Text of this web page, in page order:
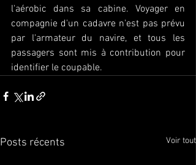
l'aérobic dans sa cabine. Voyager en
compagnie d'un cadavre n'est pas prévu
par l'armateur du navire, et tous les
passagers sont mis à contribution pour
identifier le coupable.
Posts récents Voir tout